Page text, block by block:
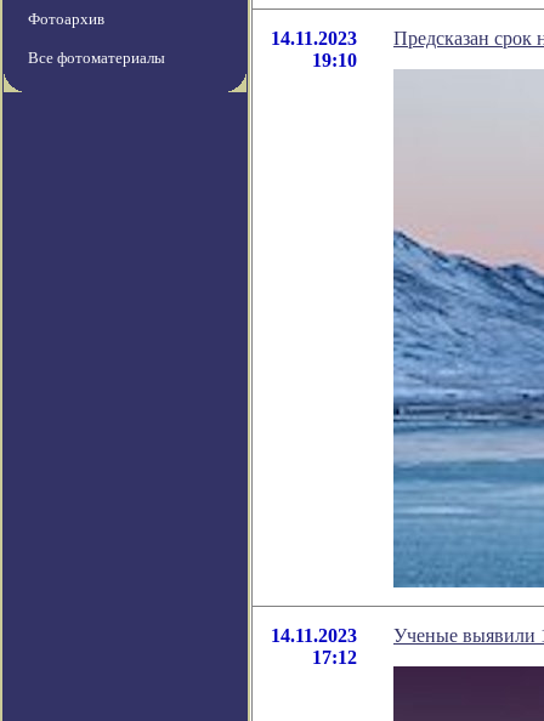
Фотоархив
Все фотоматериалы
14.11.2023
19:10
Предсказан срок
14.11.2023
17:12
Ученые выявили